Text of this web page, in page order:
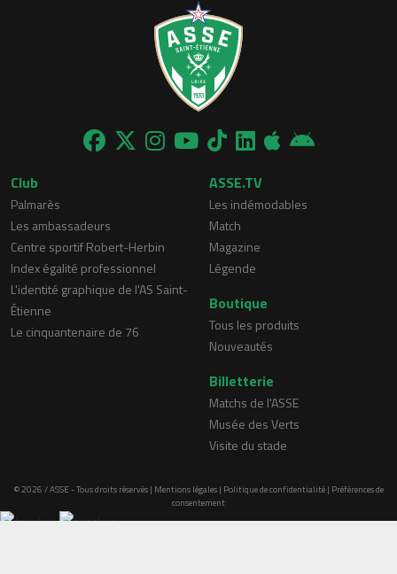
Club
Palmarès
Les ambassadeurs
Centre sportif Robert-Herbin
Index égalité professionnel
L'identité graphique de l'AS Saint-
Étienne
Le cinquantenaire de 76
ASSE.TV
Les indémodables
Match
Magazine
Légende
Boutique
Tous les produits
Nouveautés
Billetterie
Matchs de l'ASSE
Musée des Verts
Visite du stade
© 2026 / ASSE - Tous droits réservés | Mentions légales| Politique de confidentialité| Préférences de
consentement